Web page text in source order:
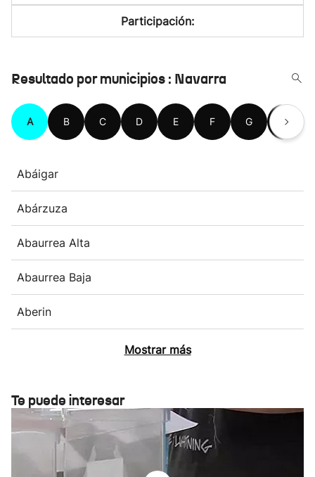
Participación:
Resultado por municipios : Navarra
A B C D E F G H
Abáigar
Abárzuza
Abaurrea Alta
Abaurrea Baja
Aberin
Mostrar más
Te puede interesar